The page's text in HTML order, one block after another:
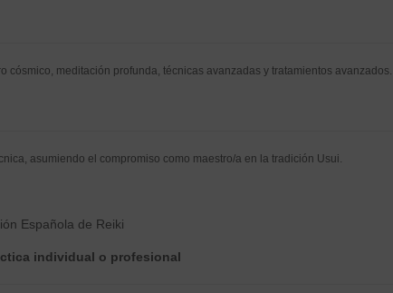
cósmico, meditación profunda, técnicas avanzadas y tratamientos avanzados.
asumiendo el compromiso como maestro/a en la tradición Usui.
Española de Reiki
individual o profesional